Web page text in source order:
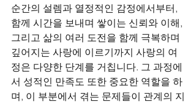
순간의 설렘과 열정적인 감정에서부터,
함께 시간을 보내며 쌓이는 신뢰와 이해,
그리고 삶의 여러 도전을 함께 극복하며
깊어지는 사랑에 이르기까지 사랑의 여
정은 다양한 단계를 거칩니다. 그 과정에
서 성적인 만족도 또한 중요한 역할을 하
며, 이 부분에서 겪는 문제들이 관계의 지